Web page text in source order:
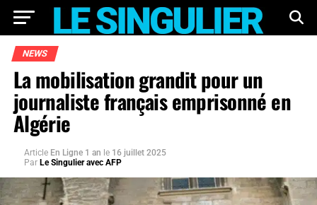
NEWS
La mobilisation grandit pour un
journaliste français emprisonné en
Algérie
Article En Ligne 1 an le 16 juillet 2025
Par Le Singulier avec AFP